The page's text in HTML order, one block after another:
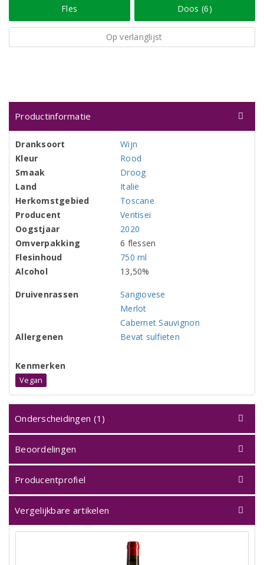
Fles Doos (6)
Op verlanglijst
Productinformatie
Dranksoort
Wijn
Kleur
Rood
Smaak
Droog
Land
Italië
Herkomstgebied
Toscane
Producent
Ventisei
Oogstjaar
2020
Omverpakking
6 flessen
Flesinhoud
750 ml
Alcohol
13,50%
Druivenrassen
Sangiovese
Merlot
Cabernet Sauvignon
Allergenen
Bevat sulfieten
Kenmerken
Vegan
Onderscheidingen (1)
Beoordelingen
Producentprofiel
Vergelijkbare artikelen